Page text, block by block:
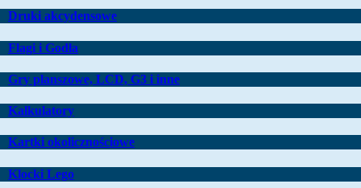
Druki akcydensowe
Flagi i Godła
Gry planszowe, LCD, G3 i inne
Kalkulatory
Kartki okolicznościowe
Klocki Lego